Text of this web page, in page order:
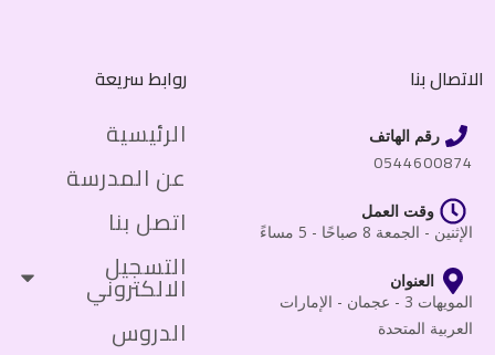
الاتصال بنا
رقم الهاتف
0544600874
وقت العمل
الإثنين - الجمعة 8 صباحًا - 5 مساءً
العنوان
المويهات 3 - عجمان - الإمارات
العربية المتحدة
روابط سريعة
الرئيسية
عن المدرسة
اتصل بنا
التسجيل
الالكتروني
الدروس